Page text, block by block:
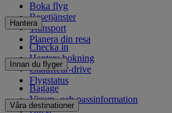
Boka flyg
Resetjänster
Transport
Planera din resa
Hantera
Checka in
Hantera bokning
Chauffeur-drive
Flygstatus
Innan du flyger
Bagage
Visum- och passinformation
Hälsa
Våra destinationer